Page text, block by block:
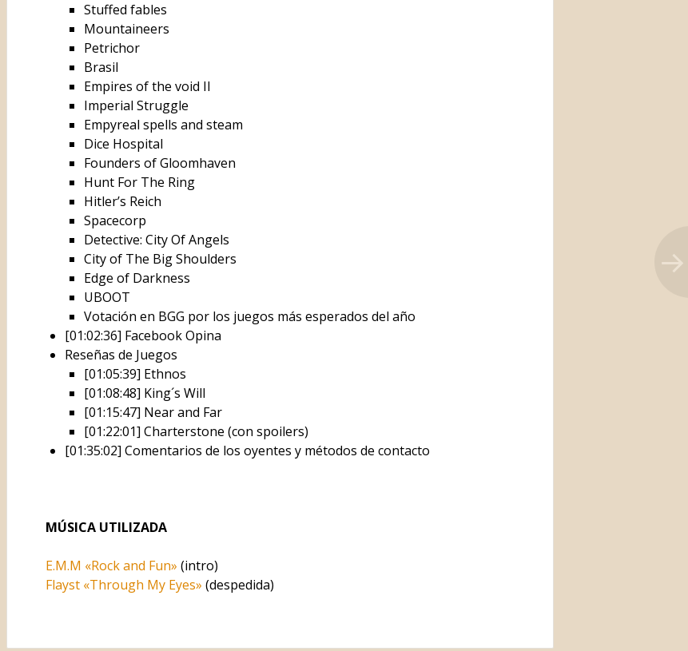
Stuffed fables
Mountaineers
Petrichor
Brasil
Empires of the void II
Imperial Struggle
Empyreal spells and steam
Dice Hospital
Founders of Gloomhaven
Hunt For The Ring
Hitler’s Reich
Spacecorp
Detective: City Of Angels
City of The Big Shoulders
Edge of Darkness
UBOOT
Votación en BGG por los juegos más esperados del año
[01:02:36] Facebook Opina
Reseñas de Juegos
[01:05:39] Ethnos
[01:08:48] King´s Will
[01:15:47] Near and Far
[01:22:01] Charterstone (con spoilers)
[01:35:02] Comentarios de los oyentes y métodos de contacto
MÚSICA UTILIZADA
E.M.M «Rock and Fun» (intro)
Flayst «Through My Eyes» (despedida)